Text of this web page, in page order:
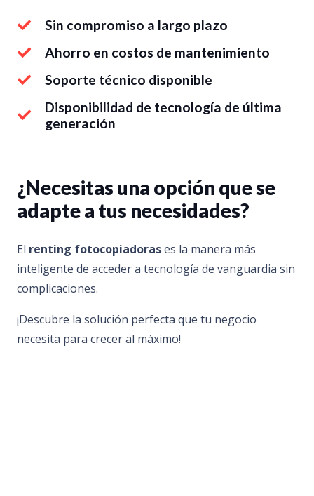
Sin compromiso a largo plazo
Ahorro en costos de mantenimiento
Soporte técnico disponible
Disponibilidad de tecnología de última
generación
¿Necesitas una opción que se
adapte a tus necesidades?
El renting fotocopiadorases la manera más
inteligente de acceder a tecnología de vanguardia sin
complicaciones.
¡Descubre la solución perfecta que tu negocio
necesita para crecer al máximo!